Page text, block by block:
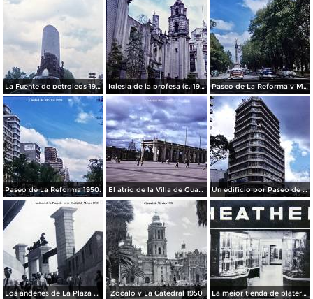
La Fuente de petroleos 1950. Iglesia de la profesa (c. 1950) Paseo de La Reforma y Mto a La Independencia 1950
Paseo de La Reforma 1950. El atrio de la Villa de Guadalupe 1950. Un edificio por Paseo de La Reforma 1950
Los andenes de La Plaza de toros Ciudad de México 1950 Zocalo y La Catedral 1950 La mejor tienda de plateria.